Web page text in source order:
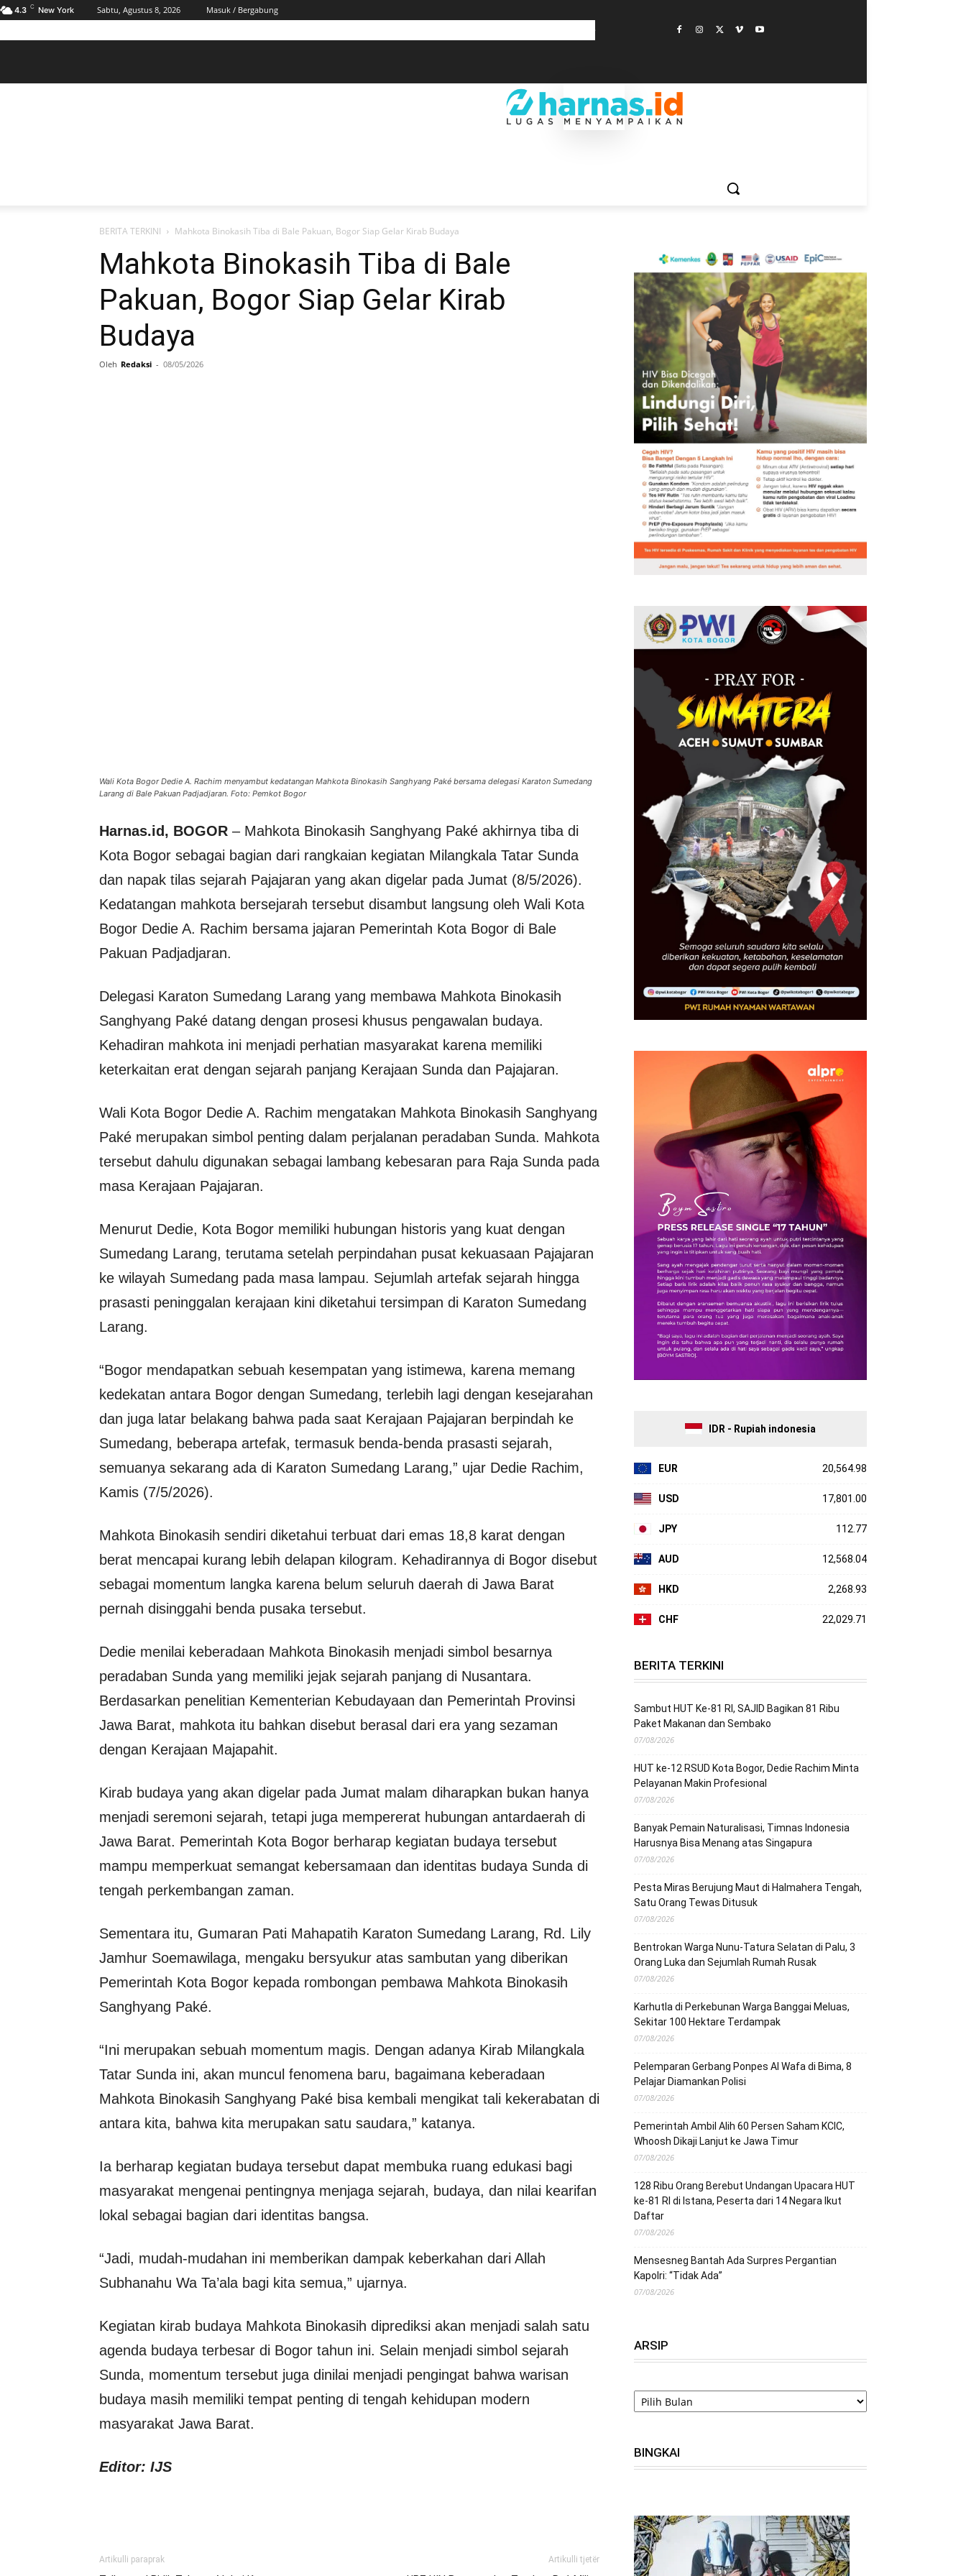
4.3 C New York Sabtu, Agustus 8, 2026
Masuk / Bergabung
BERITA TERKINI Mahkota Binokasih Tiba di Bale Pakuan, Bogor Siap Gelar Kirab Budaya
Mahkota Binokasih Tiba di Bale
Pakuan, Bogor Siap Gelar Kirab
Budaya
Oleh Redaksi - 08/05/2026
Wali Kota Bogor Dedie A. Rachim menyambut kedatangan Mahkota Binokasih Sanghyang Paké bersama delegasi Karaton Sumedang
Larang di Bale Pakuan Padjadjaran. Foto: Pemkot Bogor
Harnas.id, BOGOR – Mahkota Binokasih Sanghyang Paké akhirnya tiba di
Kota Bogor sebagai bagian dari rangkaian kegiatan Milangkala Tatar Sunda
dan napak tilas sejarah Pajajaran yang akan digelar pada Jumat (8/5/2026).
Kedatangan mahkota bersejarah tersebut disambut langsung oleh Wali Kota
Bogor Dedie A. Rachim bersama jajaran Pemerintah Kota Bogor di Bale
Pakuan Padjadjaran.
Delegasi Karaton Sumedang Larang yang membawa Mahkota Binokasih
Sanghyang Paké datang dengan prosesi khusus pengawalan budaya.
Kehadiran mahkota ini menjadi perhatian masyarakat karena memiliki
keterkaitan erat dengan sejarah panjang Kerajaan Sunda dan Pajajaran.
Wali Kota Bogor Dedie A. Rachim mengatakan Mahkota Binokasih Sanghyang
Paké merupakan simbol penting dalam perjalanan peradaban Sunda. Mahkota
tersebut dahulu digunakan sebagai lambang kebesaran para Raja Sunda pada
masa Kerajaan Pajajaran.
Menurut Dedie, Kota Bogor memiliki hubungan historis yang kuat dengan
Sumedang Larang, terutama setelah perpindahan pusat kekuasaan Pajajaran
ke wilayah Sumedang pada masa lampau. Sejumlah artefak sejarah hingga
prasasti peninggalan kerajaan kini diketahui tersimpan di Karaton Sumedang
Larang.
“Bogor mendapatkan sebuah kesempatan yang istimewa, karena memang
kedekatan antara Bogor dengan Sumedang, terlebih lagi dengan kesejarahan
dan juga latar belakang bahwa pada saat Kerajaan Pajajaran berpindah ke
Sumedang, beberapa artefak, termasuk benda-benda prasasti sejarah,
semuanya sekarang ada di Karaton Sumedang Larang,” ujar Dedie Rachim,
Kamis (7/5/2026).
Mahkota Binokasih sendiri diketahui terbuat dari emas 18,8 karat dengan
berat mencapai kurang lebih delapan kilogram. Kehadirannya di Bogor disebut
sebagai momentum langka karena belum seluruh daerah di Jawa Barat
pernah disinggahi benda pusaka tersebut.
Dedie menilai keberadaan Mahkota Binokasih menjadi simbol besarnya
peradaban Sunda yang memiliki jejak sejarah panjang di Nusantara.
Berdasarkan penelitian Kementerian Kebudayaan dan Pemerintah Provinsi
Jawa Barat, mahkota itu bahkan disebut berasal dari era yang sezaman
dengan Kerajaan Majapahit.
Kirab budaya yang akan digelar pada Jumat malam diharapkan bukan hanya
menjadi seremoni sejarah, tetapi juga mempererat hubungan antardaerah di
Jawa Barat. Pemerintah Kota Bogor berharap kegiatan budaya tersebut
mampu memperkuat semangat kebersamaan dan identitas budaya Sunda di
tengah perkembangan zaman.
Sementara itu, Gumaran Pati Mahapatih Karaton Sumedang Larang, Rd. Lily
Jamhur Soemawilaga, mengaku bersyukur atas sambutan yang diberikan
Pemerintah Kota Bogor kepada rombongan pembawa Mahkota Binokasih
Sanghyang Paké.
“Ini merupakan sebuah momentum magis. Dengan adanya Kirab Milangkala
Tatar Sunda ini, akan muncul fenomena baru, bagaimana keberadaan
Mahkota Binokasih Sanghyang Paké bisa kembali mengikat tali kekerabatan di
antara kita, bahwa kita merupakan satu saudara,” katanya.
Ia berharap kegiatan budaya tersebut dapat membuka ruang edukasi bagi
masyarakat mengenai pentingnya menjaga sejarah, budaya, dan nilai kearifan
lokal sebagai bagian dari identitas bangsa.
“Jadi, mudah-mudahan ini memberikan dampak keberkahan dari Allah
Subhanahu Wa Ta’ala bagi kita semua,” ujarnya.
Kegiatan kirab budaya Mahkota Binokasih diprediksi akan menjadi salah satu
agenda budaya terbesar di Bogor tahun ini. Selain menjadi simbol sejarah
Sunda, momentum tersebut juga dinilai menjadi pengingat bahwa warisan
budaya masih memiliki tempat penting di tengah kehidupan modern
masyarakat Jawa Barat.
Editor: IJS
Artikulli paraprak Artikulli tjetër
IDR - Rupiah indonesia
EUR 20,564.98
USD 17,801.00
JPY 112.77
AUD 12,568.04
HKD 2,268.93
CHF 22,029.71
BERITA TERKINI
Sambut HUT Ke-81 RI, SAJID Bagikan 81 Ribu
Paket Makanan dan Sembako
07/08/2026
HUT ke-12 RSUD Kota Bogor, Dedie Rachim Minta
Pelayanan Makin Profesional
07/08/2026
Banyak Pemain Naturalisasi, Timnas Indonesia
Harusnya Bisa Menang atas Singapura
07/08/2026
Pesta Miras Berujung Maut di Halmahera Tengah,
Satu Orang Tewas Ditusuk
07/08/2026
Bentrokan Warga Nunu-Tatura Selatan di Palu, 3
Orang Luka dan Sejumlah Rumah Rusak
07/08/2026
Karhutla di Perkebunan Warga Banggai Meluas,
Sekitar 100 Hektare Terdampak
07/08/2026
Pelemparan Gerbang Ponpes Al Wafa di Bima, 8
Pelajar Diamankan Polisi
07/08/2026
Pemerintah Ambil Alih 60 Persen Saham KCIC,
Whoosh Dikaji Lanjut ke Jawa Timur
07/08/2026
128 Ribu Orang Berebut Undangan Upacara HUT
ke-81 RI di Istana, Peserta dari 14 Negara Ikut
Daftar
07/08/2026
Mensesneg Bantah Ada Surpres Pergantian
Kapolri: “Tidak Ada”
07/08/2026
ARSIP
ARSIP
BINGKAI